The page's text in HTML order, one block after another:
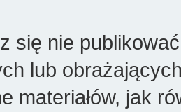
się nie
lub
materiałów, jak